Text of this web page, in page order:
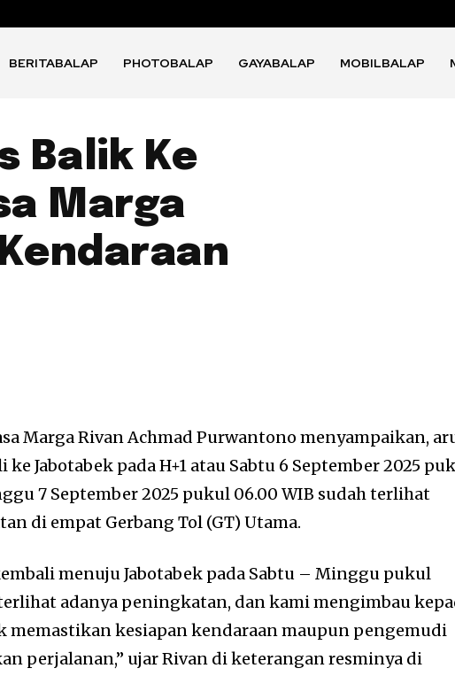
BERITABALAP PHOTOBALAP GAYABALAP MOBILBALAP
Balik Ke
Marga
Marga Rivan Achmad Purwantono menyampaikan,
Jabotabek pada H+1 atau Sabtu 6 September 2025
7 September 2025 pukul 06.00 WIB sudah terlihat
di empat Gerbang Tol (GT) Utama.
menuju Jabotabek pada Sabtu – Minggu pukul
adanya peningkatan, dan kami mengimbau
memastikan kesiapan kendaraan maupun pengemudi
perjalanan,” ujar Rivan di keterangan resminya di